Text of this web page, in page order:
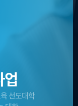
선도대학